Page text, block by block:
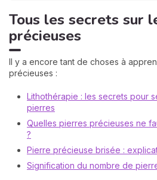
Tous les secrets sur
précieuses
Il y a encore tant de choses à
précieuses :
Lithothérapie : les secrets pour
pierres
Quelles pierres précieuses ne
?
Pierre précieuse brisée :
Signification du nombre de